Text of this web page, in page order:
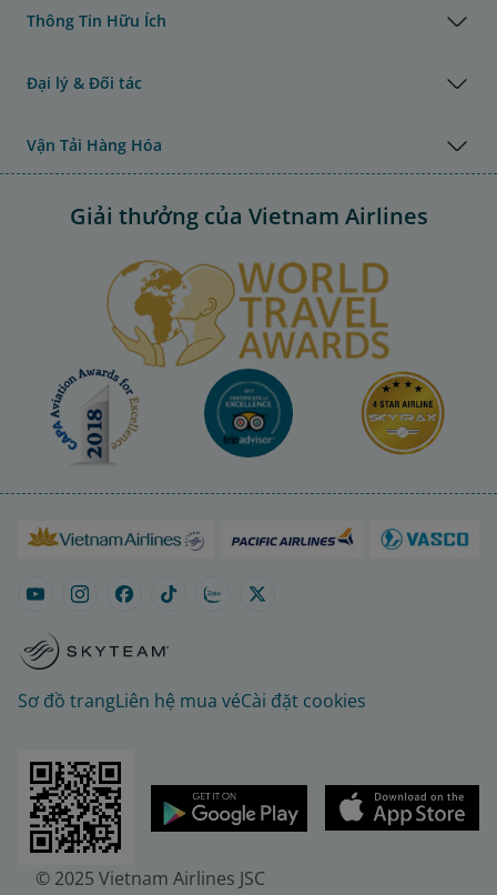
Thông Tin Hữu Ích
Đại lý & Đối tác
Vận Tải Hàng Hóa
Giải thưởng của Vietnam Airlines
Sơ đồ trangLiên hệ mua véCài đặt cookies
© 2025 Vietnam Airlines JSC